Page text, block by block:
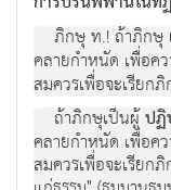
ภิกษุ ท.! ถ้าภิกษุ
คลายกำหนัด เพื่อค
สมควรเพื่อจะเรียก
ถ้าภิกษุเป็นผู้ป
คลายกำหนัด เพื่อค
สมควรเพื่อจะเรียก